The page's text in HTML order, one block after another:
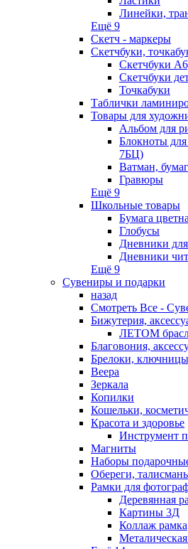
Линейки,
Ещё 9
Скетч - маркеры
Скетчбуки,
Скетчбуки
Скетчбуки
Точкабуки
Таблички
Товары для
Альбом для
Блокноты
7БЦ)
Ватман,
Гравюры
Ещё 9
Школьные товары
Бумага
Глобусы
Дневники
Дневники
Ещё 9
Сувениры и подарки
назад
Смотреть Все -
Бижутерия,
ЛЕТОМ
Благовония,
Брелоки,
Веера
Зеркала
Копилки
Кошельки,
Красота и здоровье
Инструмент
Магниты
Наборы
Обереги,
Рамки для
Деревянная
Картины 3Д
Коллаж рамка